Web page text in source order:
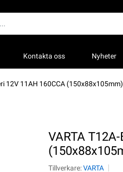
Kontakta oss Nyheter
12V 11AH 160CCA
VARTA
Tillverkare:VARTA